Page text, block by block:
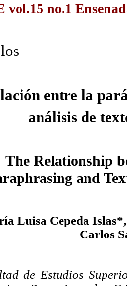
vol.15 no.1
entre la
análisis de
The Relationship
and
Luisa Cepeda
Carlos
de Estudios